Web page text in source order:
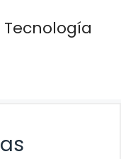
Tecnología